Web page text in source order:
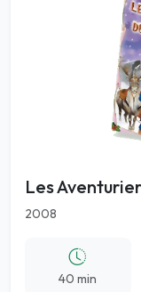
Les
2008
40 min